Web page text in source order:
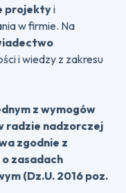
projektyi
w firmie. Na
i wiedzy z zakresu
z wymogów
radzie nadzorczej
zgodnie z
o zasadach
(Dz.U. 2016 poz.